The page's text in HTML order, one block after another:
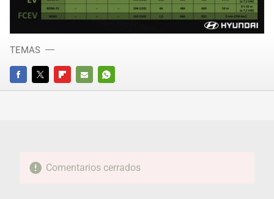
FACEBOOKTWITTERFLIPBOARD
E-
WHATSAPP
TEMAS
Comentarios cerrados